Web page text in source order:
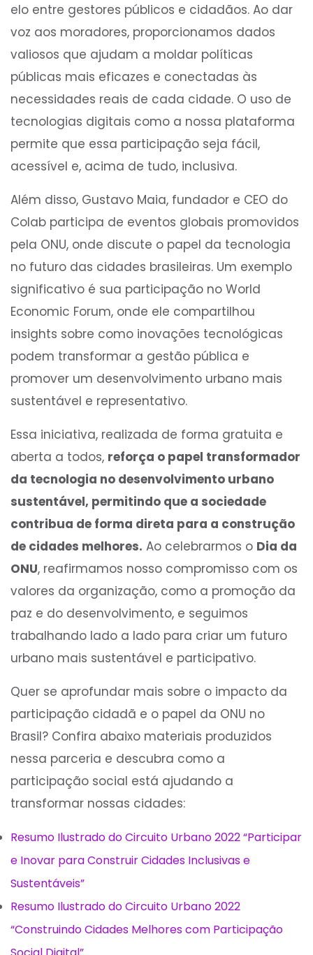
elo entre gestores públicos e cidadãos. Ao dar
voz aos moradores, proporcionamos dados
valiosos que ajudam a moldar políticas
públicas mais eficazes e conectadas às
necessidades reais de cada cidade. O uso de
tecnologias digitais como a nossa plataforma
permite que essa participação seja fácil,
acessível e, acima de tudo, inclusiva.
Além disso, Gustavo Maia, fundador e CEO do
Colab participa de eventos globais promovidos
pela ONU, onde discute o papel da tecnologia
no futuro das cidades brasileiras. Um exemplo
significativo é sua participação no World
Economic Forum, onde ele compartilhou
insights sobre como inovações tecnológicas
podem transformar a gestão pública e
promover um desenvolvimento urbano mais
sustentável e representativo.
Essa iniciativa, realizada de forma gratuita e
aberta a todos, reforça o papel transformador
da tecnologia no desenvolvimento urbano
sustentável, permitindo que a sociedade
contribua de forma direta para a construção
de cidades melhores. Ao celebrarmos o Dia da
ONU, reafirmamos nosso compromisso com os
valores da organização, como a promoção da
paz e do desenvolvimento, e seguimos
trabalhando lado a lado para criar um futuro
urbano mais sustentável e participativo.
Quer se aprofundar mais sobre o impacto da
participação cidadã e o papel da ONU no
Brasil? Confira abaixo materiais produzidos
nessa parceria e descubra como a
participação social está ajudando a
transformar nossas cidades:
Resumo Ilustrado do Circuito Urbano 2022 “Participar
e Inovar para Construir Cidades Inclusivas e
Sustentáveis”
Resumo Ilustrado do Circuito Urbano 2022
“Construindo Cidades Melhores com Participação